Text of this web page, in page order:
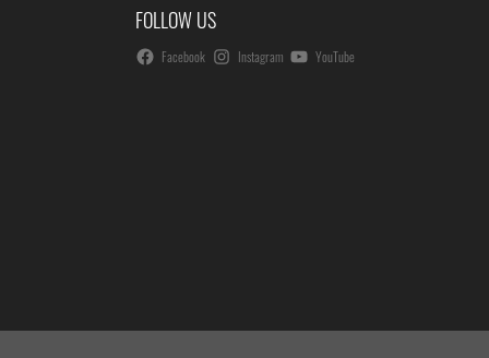
FOLLOW US
Facebook Instagram YouTube